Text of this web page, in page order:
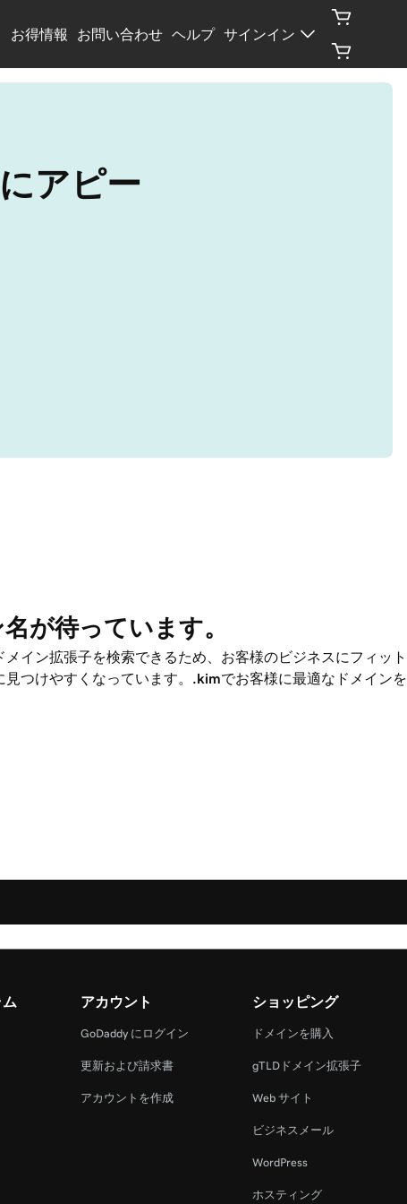
お得情報 お問い合わせ ヘルプ サインイン
が待っています。
イン拡張子を検索できるため、お客様のビジネスにフィット
つけやすくなっています。 .kimでお客様に最適なドメインを
アカウント
GoDaddy にログイン
更新および請求書
アカウントを作成
ショッピング
ドメインを購入
gTLDドメイン拡張子
Web サイト
ビジネスメール
WordPress
ホスティング